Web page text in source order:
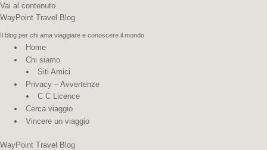
Vai al contenuto
WayPoint Travel Blog
Il blog per chi ama viaggiare e conoscere il mondo
Home
Chi siamo
Siti Amici
Privacy – Avvertenze
C C Licence
Cerca viaggio
Vincere un viaggio
WayPoint Travel Blog